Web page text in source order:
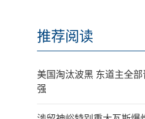
推荐阅读
美国淘汰波黑 东道主全
强